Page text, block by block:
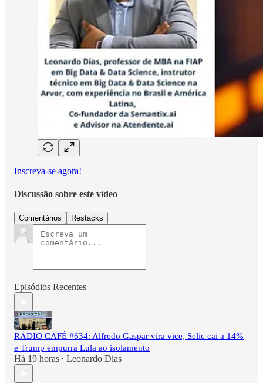
Inscreva-se agora!
Discussão sobre este vídeo
Comentários Restacks
Episódios Recentes
RÁDIO CAFÉ #634: Alfredo Gaspar vira vice, Selic cai a 14%
e Trump empurra Lula ao isolamento
Há 19 horas • Leonardo Dias